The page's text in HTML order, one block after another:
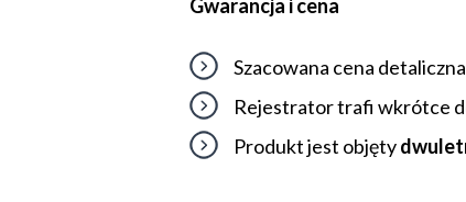
Gwarancja i cena
Szacowana cena
Rejestrator trafi wkrótce
Produkt jest objęty